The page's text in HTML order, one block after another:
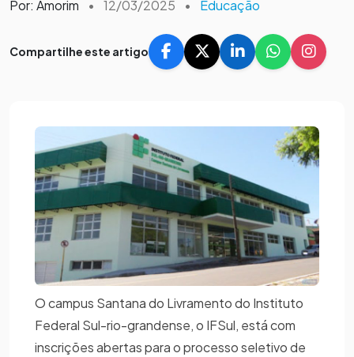
Por: Amorim • 12/03/2025 • Educação
Compartilhe este artigo
O campus Santana do Livramento do Instituto
Federal Sul-rio-grandense, o IFSul, está com
inscrições abertas para o processo seletivo de